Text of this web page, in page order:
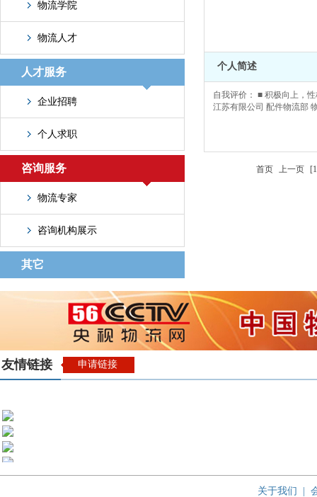
物流学院
物流人才
人才服务
企业招聘
个人求职
咨询服务
物流专家
咨询机构展示
其它
个人简述
自我评价： ■ 积极向上，
江苏有限公司 配件物流部
首页 上一页
友情链接 申请链接
关于我们